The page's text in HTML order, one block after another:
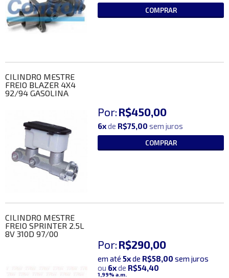
COMPRAR
CILINDRO MESTRE
FREIO BLAZER 4X4
92/94 GASOLINA
Por: R$450,00
6xde R$75,00 sem juros
COMPRAR
CILINDRO MESTRE
FREIO SPRINTER 2.5L
8V 310D 97/00
Por: R$290,00
em até 5xde R$58,00 sem juros
ou 6xde R$54,40
1,99% a.m.